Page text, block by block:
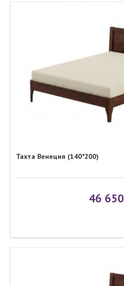
Тахта Венеция (140*200)
46 650